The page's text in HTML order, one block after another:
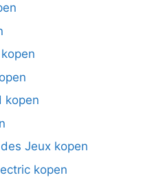
kopen
Jeux kopen
kopen